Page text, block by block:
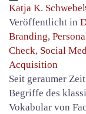
Katja K. Schwebel
Veröffentlicht in
Branding,
Check, Social
Acquisition
Seit geraumer
Begriffe des
Vokabular von